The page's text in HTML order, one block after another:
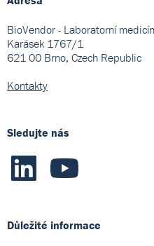
BioVendor - Laboratorní
Karásek 1767/1
621 00 Brno, Czech Republic
Kontakty
Sledujte nás
Důležité informace